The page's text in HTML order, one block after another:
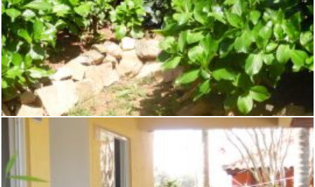
ÁREAS VERDES